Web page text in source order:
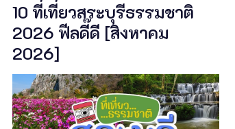
10 ที่เที่ยวสระบุรีธรรมชาติ
2026 ฟีลดี๊ดี [สิงหาคม
2026]